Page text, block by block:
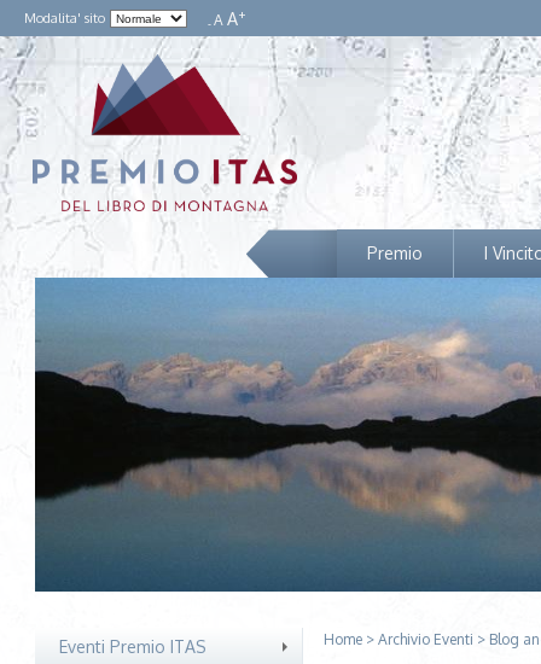
Modalita' sito -A A+
Premio I
Eventi Premio ITAS
Home > Archivio Eventi > Blog